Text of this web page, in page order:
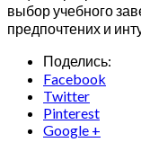
выбор учебного
предпочтених и
Поделись:
Facebook
Twitter
Pinterest
Google +